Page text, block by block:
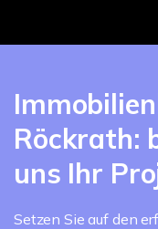
Röckrath:
uns Ihr
Setzen Sie auf den